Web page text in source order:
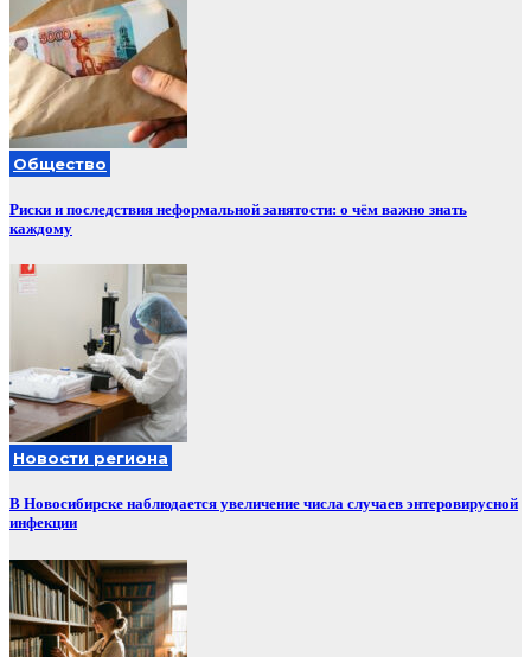
Общество
Риски и последствия неформальной занятости: о чём важно знать
каждому
Новости региона
В Новосибирске наблюдается увеличение числа случаев энтеровирусной
инфекции